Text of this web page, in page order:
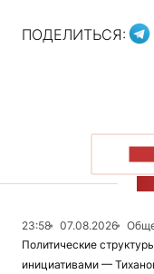
ПОДЕЛИТЬСЯ:
23:58 07.08.2026
Политические
инициативами —